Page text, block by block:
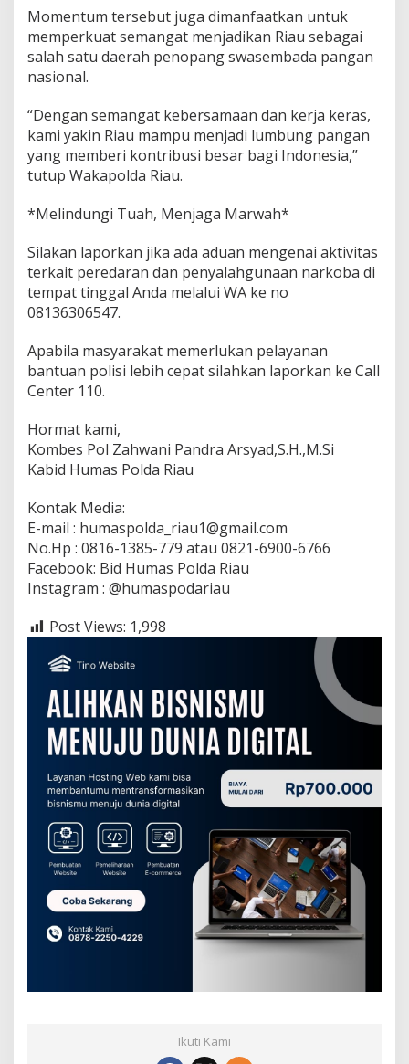
Momentum tersebut juga dimanfaatkan untuk
memperkuat semangat menjadikan Riau sebagai
salah satu daerah penopang swasembada pangan
nasional.
“Dengan semangat kebersamaan dan kerja keras,
kami yakin Riau mampu menjadi lumbung pangan
yang memberi kontribusi besar bagi Indonesia,”
tutup Wakapolda Riau.
*Melindungi Tuah, Menjaga Marwah*
Silakan laporkan jika ada aduan mengenai aktivitas
terkait peredaran dan penyalahgunaan narkoba di
tempat tinggal Anda melalui WA ke no
08136306547.
Apabila masyarakat memerlukan pelayanan
bantuan polisi lebih cepat silahkan laporkan ke Call
Center 110.
Hormat kami,
Kombes Pol Zahwani Pandra Arsyad,S.H.,M.Si
Kabid Humas Polda Riau
Kontak Media:
E-mail : humaspolda_riau1@gmail.com
No.Hp : 0816-1385-779 atau 0821-6900-6766
Facebook: Bid Humas Polda Riau
Instagram : @humaspodariau
Post Views: 1,998
Ikuti Kami